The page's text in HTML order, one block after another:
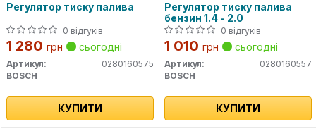
Регулятор тиску палива
0 відгуків
1 280 грн сьогодні
Артикул:
0280160575
BOSCH
КУПИТИ
Регулятор тиску палива
бензин 1.4 - 2.0
0 відгуків
1 010 грн сьогодні
Артикул:
0280160557
BOSCH
КУПИТИ